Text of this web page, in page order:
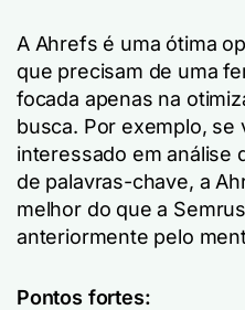
A Ahrefs é uma ótima
que precisam de uma
focada apenas na
busca. Por exemplo, se
interessado em análise
de palavras-chave, a
melhor do que a
anteriormente pelo
Pontos fortes: